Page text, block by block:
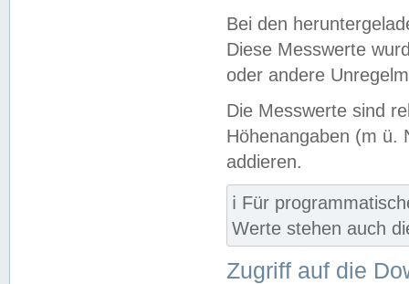
Bei den
Diese Messwerte
oder andere
Die Messwerte sind
Höhenangaben (m ü.
addieren.
ℹ️ Für
Werte stehen auch
Zugriff auf die